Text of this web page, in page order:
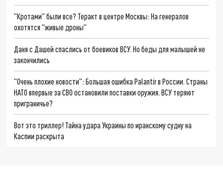
"Кротами" были все? Теракт в центре Москвы: На генералов
охотятся "живые дроны"
Даня с Дашей спаслись от боевиков ВСУ. Но беды для малышей не
закончились
"Очень плохие новости": Большая ошибка Palantir в России. Страны
НАТО впервые за СВО остановили поставки оружия. ВСУ теряют
приграничье?
Вот это триллер! Тайна удара Украины по иранскому судну на
Каспии раскрыта